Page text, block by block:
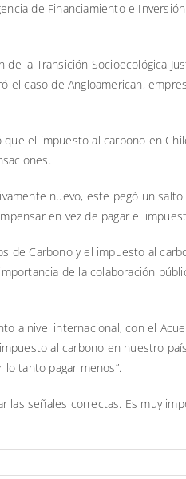
de Financiamiento e
la Transición Socioecológica
el caso de Angloamerican,
el impuesto al carbono en
nuevo, este pegó un
en vez de pagar el
de Carbono y el impuesto al
de la colaboración
a nivel internacional, con el
al carbono en nuestro
tanto pagar menos”.
las señales correctas. Es muy